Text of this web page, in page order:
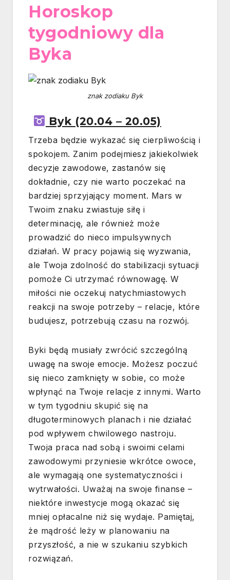
Horoskop
tygodniowy dla
Byka
znak zodiaku Byk
Byk (20.04 – 20.05)
Trzeba będzie wykazać się cierpliwością i
spokojem. Zanim podejmiesz jakiekolwiek
decyzje zawodowe, zastanów się
dokładnie, czy nie warto poczekać na
bardziej sprzyjający moment. Mars w
Twoim znaku zwiastuje siłę i
determinację, ale również może
prowadzić do nieco impulsywnych
działań. W pracy pojawią się wyzwania,
ale Twoja zdolność do stabilizacji sytuacji
pomoże Ci utrzymać równowagę. W
miłości nie oczekuj natychmiastowych
reakcji na swoje potrzeby – relacje, które
budujesz, potrzebują czasu na rozwój.
Byki będą musiały zwrócić szczególną
uwagę na swoje emocje. Możesz poczuć
się nieco zamknięty w sobie, co może
wpłynąć na Twoje relacje z innymi. Warto
w tym tygodniu skupić się na
długoterminowych planach i nie działać
pod wpływem chwilowego nastroju.
Twoja praca nad sobą i swoimi celami
zawodowymi przyniesie wkrótce owoce,
ale wymagają one systematyczności i
wytrwałości. Uważaj na swoje finanse –
niektóre inwestycje mogą okazać się
mniej opłacalne niż się wydaje. Pamiętaj,
że mądrość leży w planowaniu na
przyszłość, a nie w szukaniu szybkich
rozwiązań.